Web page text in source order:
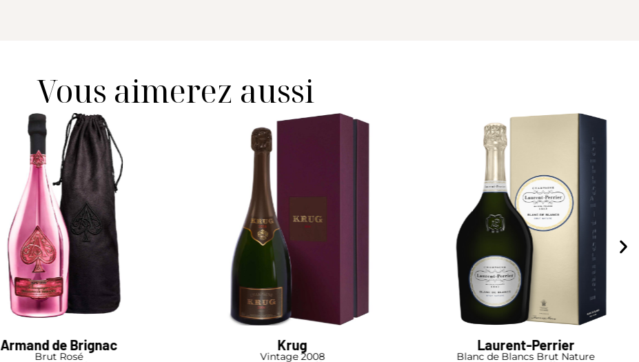
Vous aimerez aussi
Armand de Brignac
Brut Rosé
Krug
Vintage 2008
Laurent-Perrier
Blanc de Blancs Brut Nature